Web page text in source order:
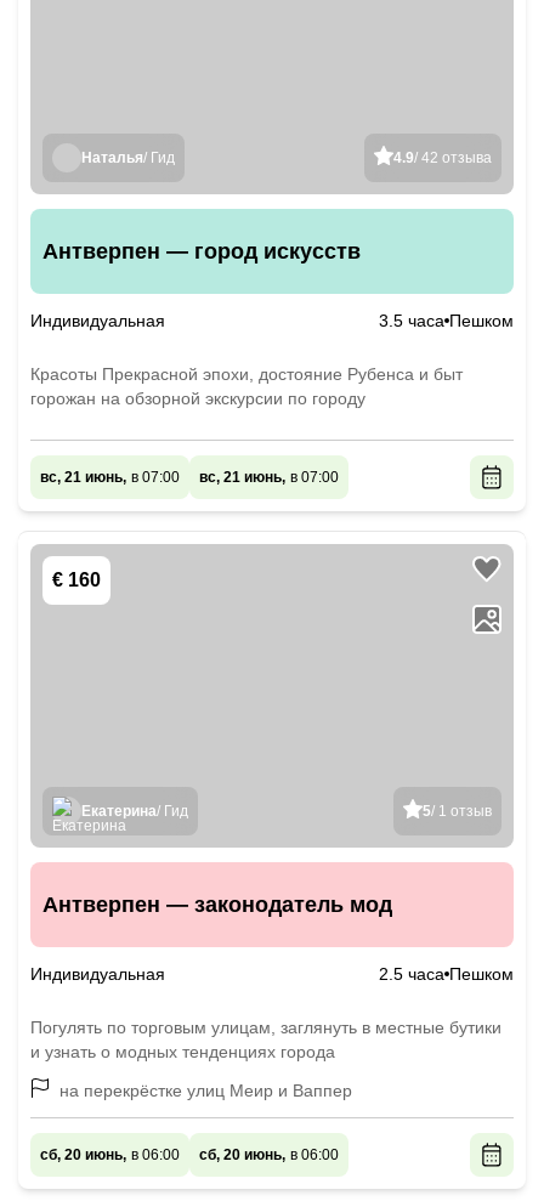
4.9/ 42 отзыва
Наталья/ Гид
Антверпен — город искусств
Индивидуальная 3.5 часа Пешком
Красоты Прекрасной эпохи, достояние Рубенса и быт
горожан на обзорной экскурсии по городу
вс, 21 июнь, в 07:00 вс, 21 июнь, в 07:00
€ 160
5/ 1 отзыв
Екатерина/ Гид
Антверпен — законодатель мод
Индивидуальная 2.5 часа Пешком
Погулять по торговым улицам, заглянуть в местные бутики
и узнать о модных тенденциях города
на перекрёстке улиц Меир и Ваппер
сб, 20 июнь, в 06:00 сб, 20 июнь, в 06:00